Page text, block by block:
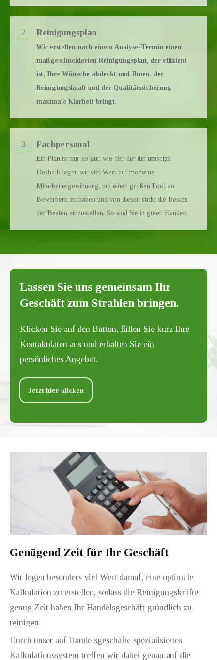
2 Reinigungsplan
Wir erstellen nach einem Analyse-Termin einen
maßgeschneiderten Reinigungsplan, der effizient
ist, Ihre Wünsche abdeckt und Ihnen, der
Reinigungskraft und der Qualitätssicherung
maximale Klarheit bringt.
3 Fachpersonal
Ein Plan ist nur so gut, wie der, der ihn umsetzt.
Deshalb legen wir viel Wert auf moderne
Mitarbeitergewinnung, um einen großen Pool an
Bewerbern zu haben und von diesen strikt die Besten
der Besten einzustellen. So sind Sie in guten Händen.
Lassen Sie uns gemeinsam Ihr
Geschäft zum Strahlen bringen.
Klicken Sie auf den Button, füllen Sie kurz Ihre
Kontaktdaten aus und erhalten Sie ein
persönliches Angebot.
Jetzt hier klicken
Genügend Zeit für Ihr Geschäft
Wir legen besonders viel Wert darauf, eine optimale
Kalkulation zu erstellen, sodass die Reinigungskräfte
genug Zeit haben Ihr Handelsgeschäft gründlich zu
reinigen.
Durch unser auf Handelsgeschäfte spezialisiertes
Kalkulationssystem treffen wir dabei genau auf die